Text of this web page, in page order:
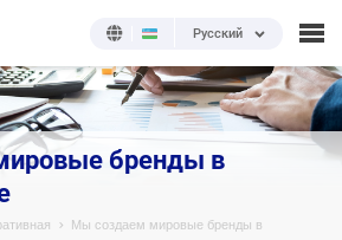
Русский
бренды в
Мы создаем мировые бренды в